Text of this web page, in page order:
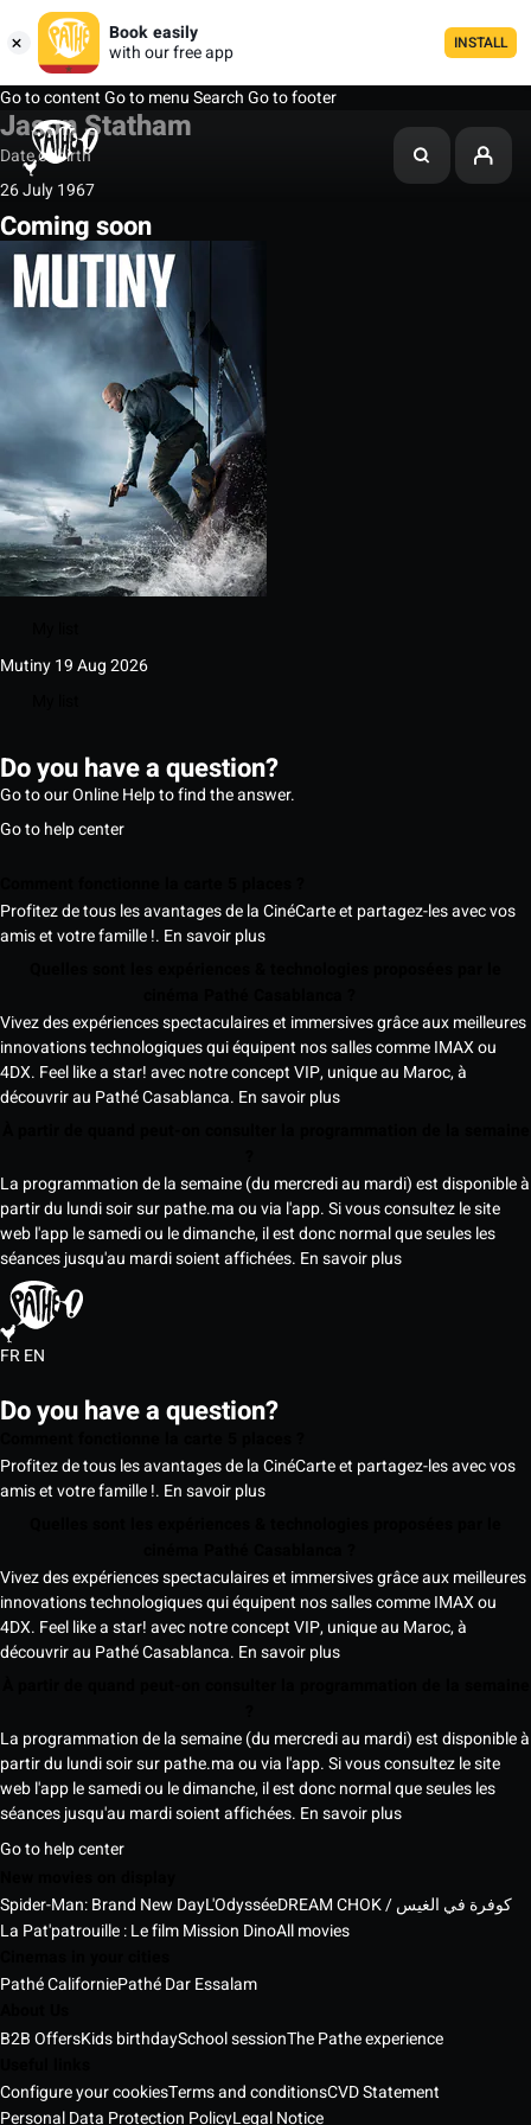
Book easily
with our free app
INSTALL
Go to contentGo to menuSearchGo to footer
Jason Statham
Date of birth
26 July 1967
Coming soon
Mutiny19 Aug 2026
Do you have a question?
Go to our Online Help to find the answer.
Go to help center
Profitez de tous les avantages de la CinéCarte et partagez-les avec vos
amis et votre famille !. En savoir plus
Vivez des expériences spectaculaires et immersives grâce aux meilleures
innovations technologiques qui équipent nos salles comme IMAX ou
4DX. Feel like a star! avec notre concept VIP, unique au Maroc, à
découvrir au Pathé Casablanca. En savoir plus
La programmation de la semaine (du mercredi au mardi) est disponible à
partir du lundi soir sur pathe.ma ou via l'app. Si vous consultez le site
web l'app le samedi ou le dimanche, il est donc normal que seules les
séances jusqu'au mardi soient affichées. En savoir plus
FREN
Do you have a question?
Profitez de tous les avantages de la CinéCarte et partagez-les avec vos
amis et votre famille !. En savoir plus
Vivez des expériences spectaculaires et immersives grâce aux meilleures
innovations technologiques qui équipent nos salles comme IMAX ou
4DX. Feel like a star! avec notre concept VIP, unique au Maroc, à
découvrir au Pathé Casablanca. En savoir plus
La programmation de la semaine (du mercredi au mardi) est disponible à
partir du lundi soir sur pathe.ma ou via l'app. Si vous consultez le site
web l'app le samedi ou le dimanche, il est donc normal que seules les
séances jusqu'au mardi soient affichées. En savoir plus
Go to help center
Spider-Man: Brand New DayL'Odyssée
DREAM CHOK / كوفرة في الغيس
La Pat'patrouille : Le film Mission DinoAll movies
Pathé CaliforniePathé Dar Essalam
B2B OffersKids birthdaySchool sessionThe Pathe experience
Configure your cookiesTerms and conditionsCVD Statement
Personal Data Protection PolicyLegal Notice